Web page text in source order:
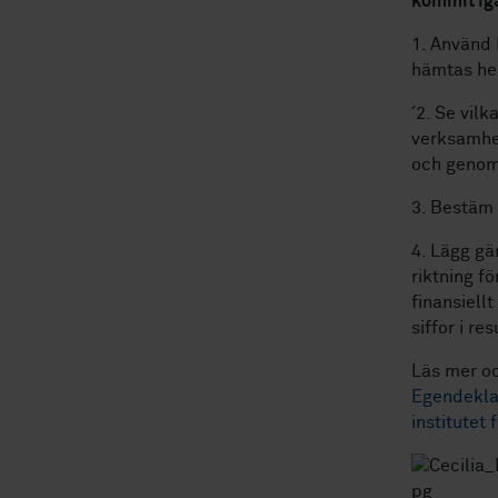
1.
hämtas
´2. Se
och
3.
4. Lägg
riktning
finansiellt
siffor i
Läs mer
institutet